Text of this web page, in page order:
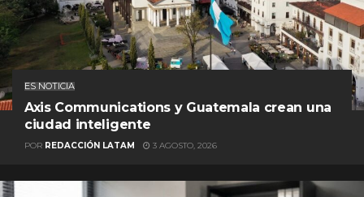
ES NOTICIA
Axis Communications y Guatemala crean una
ciudad inteligente
POR REDACCIÓN LATAM 3 AGOSTO, 2026